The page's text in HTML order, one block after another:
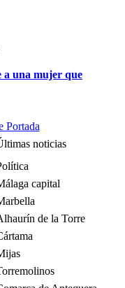
a una mujer que
Portada
noticias
capital
de la Torre